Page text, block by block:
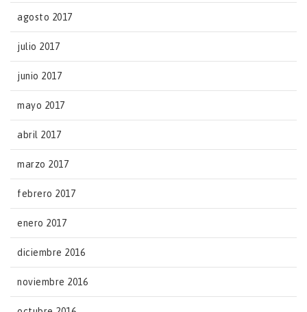
agosto 2017
julio 2017
junio 2017
mayo 2017
abril 2017
marzo 2017
febrero 2017
enero 2017
diciembre 2016
noviembre 2016